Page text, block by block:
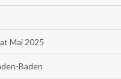
Mai 2025
Baden